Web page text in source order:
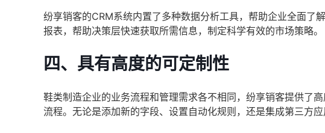
纷享销客的CRM系统内置了多种数据分析工具，帮助企业全面了
报表，帮助决策层快速获取所需信息，制定科学有效的市场策略。
四、具有高度的可定制性
鞋类制造企业的业务流程和管理需求各不相同，纷享销客提供了
流程。无论是添加新的字段、设置自动化规则，还是集成第三方应